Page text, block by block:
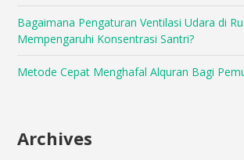
Bagaimana Pengaturan Ventilasi Udara di
Mempengaruhi Konsentrasi Santri?
Metode Cepat Menghafal Alquran Bagi
Archives